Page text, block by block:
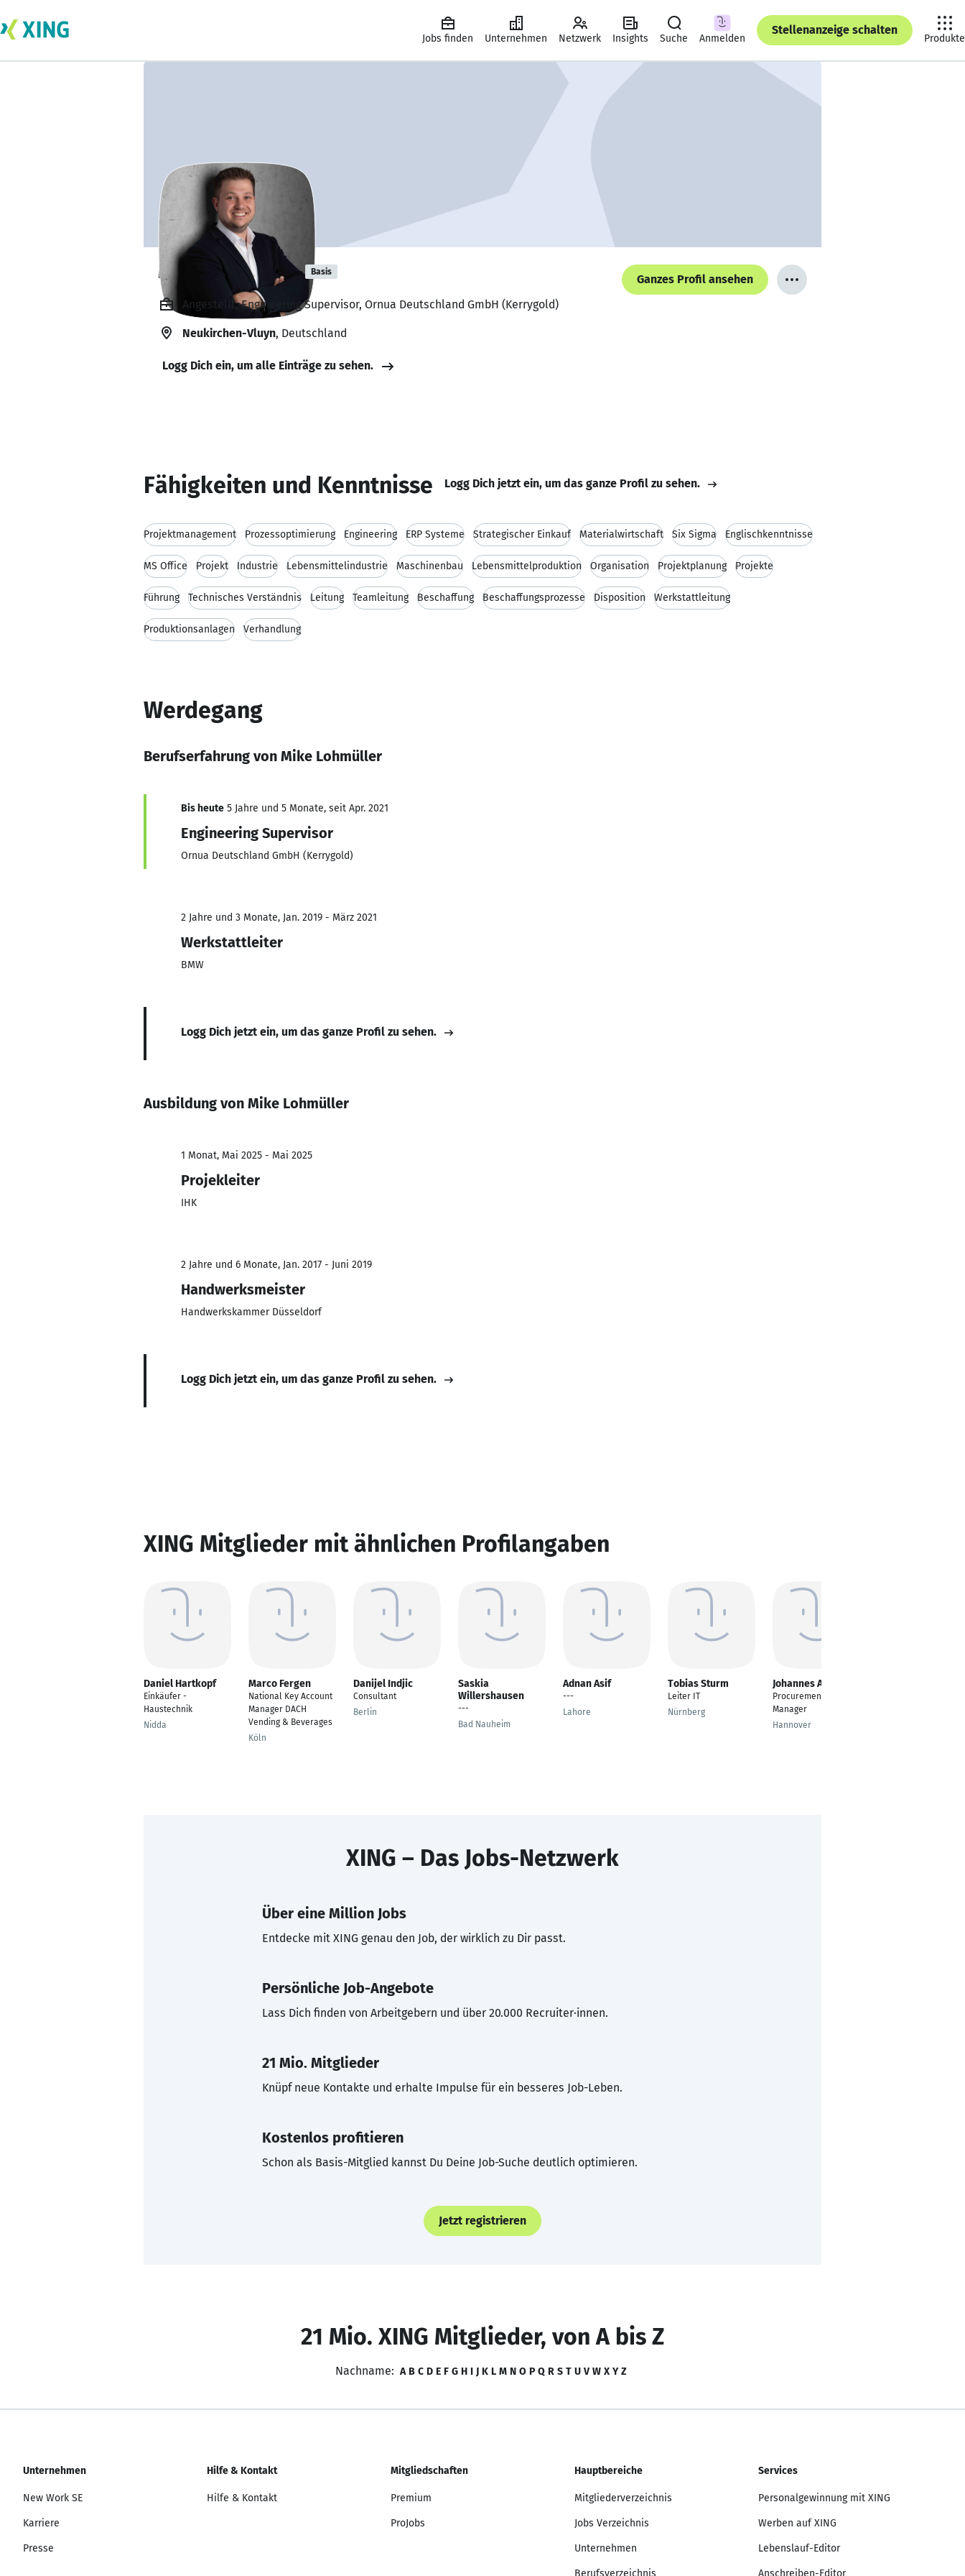
Jobs finden Unternehmen Netzwerk Insights Suche Anmelden
Stellenanzeige schalten
Produkte
Mike Lohmüller Basis
Ganzes Profil ansehen
Angestellt, Engineering Supervisor, Ornua Deutschland GmbH (Kerrygold)
Neukirchen-Vluyn, Deutschland
Logg Dich ein, um alle Einträge zu sehen.
Fähigkeiten und Kenntnisse Logg Dich jetzt ein, um das ganze Profil zu sehen.
Projektmanagement Prozessoptimierung Engineering ERP Systeme Strategischer Einkauf Materialwirtschaft Six Sigma Englischkenntnisse
MS Office Projekt Industrie Lebensmittelindustrie Maschinenbau Lebensmittelproduktion Organisation Projektplanung Projekte
Führung Technisches Verständnis Leitung Teamleitung Beschaffung Beschaffungsprozesse Disposition Werkstattleitung
Produktionsanlagen Verhandlung
Werdegang
Berufserfahrung von Mike Lohmüller
Bis heute 5 Jahre und 5 Monate, seit Apr. 2021
Engineering Supervisor
Ornua Deutschland GmbH (Kerrygold)
2 Jahre und 3 Monate, Jan. 2019 - März 2021
Werkstattleiter
BMW
Logg Dich jetzt ein, um das ganze Profil zu sehen.
Ausbildung von Mike Lohmüller
1 Monat, Mai 2025 - Mai 2025
Projekleiter
IHK
2 Jahre und 6 Monate, Jan. 2017 - Juni 2019
Handwerksmeister
Handwerkskammer Düsseldorf
Logg Dich jetzt ein, um das ganze Profil zu sehen.
XING Mitglieder mit ähnlichen Profilangaben
Daniel Hartkopf
Einkäufer -
Haustechnik
Nidda
Marco Fergen
National Key Account
Manager DACH
Vending & Beverages
Köln
Danijel Indjic
Consultant
Berlin
Saskia
Willershausen
---
Bad Nauheim
Adnan Asif
---
Lahore
Tobias Sturm
Leiter IT
Nürnberg
Johannes Allgaier
Procurement
Manager
Hannover
XING – Das Jobs-Netzwerk
Über eine Million Jobs
Entdecke mit XING genau den Job, der wirklich zu Dir passt.
Persönliche Job-Angebote
Lass Dich finden von Arbeitgebern und über 20.000 Recruiter·innen.
21 Mio. Mitglieder
Knüpf neue Kontakte und erhalte Impulse für ein besseres Job-Leben.
Kostenlos profitieren
Schon als Basis-Mitglied kannst Du Deine Job-Suche deutlich optimieren.
Jetzt registrieren
21 Mio. XING Mitglieder, von A bis Z
Nachname: A B C D E F G H I J K L M N O P Q R S T U V W X Y Z
Unternehmen
New Work SE
Karriere
Presse
Hilfe & Kontakt
Hilfe & Kontakt
Mitgliedschaften
Premium
ProJobs
Hauptbereiche
Mitgliederverzeichnis
Jobs Verzeichnis
Unternehmen
Berufsverzeichnis
Services
Personalgewinnung mit XING
Werben auf XING
Lebenslauf-Editor
Anschreiben-Editor